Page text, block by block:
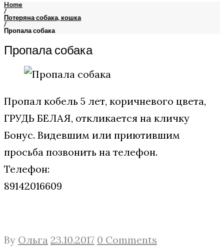
Home
/
Потеряна собака, кошка
/
Пропала собака
Пропала собака
Пропал кобель 5 лет, коричневого цвета,
ГРУДЬ БЕЛАЯ, откликается на кличку
Бонус. Видевшим или приютившим
просьба позвонить на телефон.
Телефон:
89142016609
By Ольга 23.10.2017 0 Comments